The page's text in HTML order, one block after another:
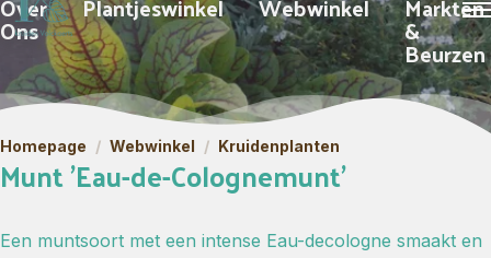
Ons &
Beurzen
Homepage / Webwinkel / Kruidenplanten
Munt 'Eau-de-Colognemunt'
Een muntsoort met een intense Eau-decologne smaakt en